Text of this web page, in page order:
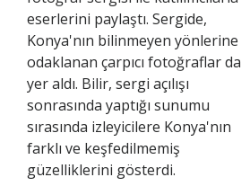
eserlerini paylaştı. Sergide,
Konya'nın bilinmeyen yönlerine
odaklanan çarpıcı fotoğraflar da
yer aldı. Bilir, sergi açılışı
sonrasında yaptığı sunumu
sırasında izleyicilere Konya'nın
farklı ve keşfedilmemiş
güzelliklerini gösterdi.